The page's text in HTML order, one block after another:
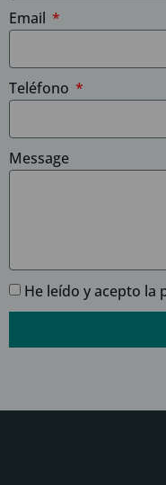
Email
Teléfono
Message
He leído y acepto la